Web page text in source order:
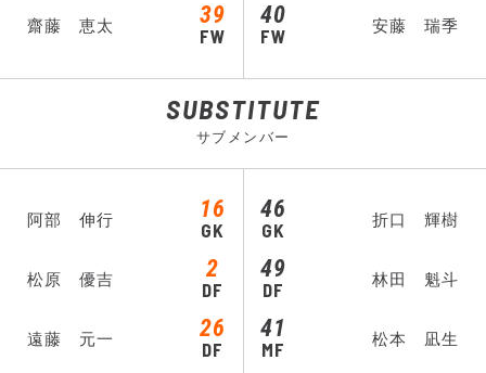
齋藤 恵太 39
FW FW
40 安藤 瑞季
SUBSTITUTE
サブメンバー
阿部 伸行 16
GK
松原 優吉 2
DF
遠藤 元一 26
DF
GK
46 折口 輝樹
DF
49 林田 魁斗
MF
41 松本 凪生